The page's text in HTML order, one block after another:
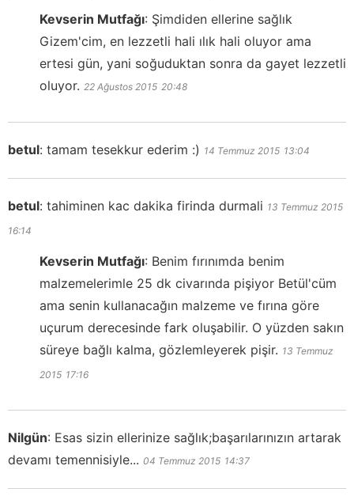
Kevserin Mutfağı: Şimdiden ellerine sağlık
Gizem'cim, en lezzetli hali ılık hali oluyor ama
ertesi gün, yani soğuduktan sonra da gayet lezzetli
oluyor. 22 Ağustos 2015 20:48
betul: tamam tesekkur ederim :) 14 Temmuz 2015 13:04
betul: tahiminen kac dakika firinda durmali 13 Temmuz 2015
16:14
Kevserin Mutfağı: Benim fırınımda benim
malzemelerimle 25 dk civarında pişiyor Betül'cüm
ama senin kullanacağın malzeme ve fırına göre
uçurum derecesinde fark oluşabilir. O yüzden sakın
süreye bağlı kalma, gözlemleyerek pişir. 13 Temmuz
2015 17:16
Nilgün: Esas sizin ellerinize sağlık;başarılarınızın artarak
devamı temennisiyle... 04 Temmuz 2015 14:37